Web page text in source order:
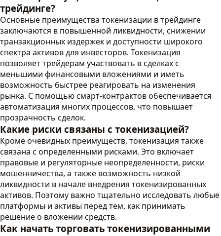
трейдинге?
Основные преимущества токенизации в трейдинге
заключаются в повышенной ликвидности, снижении
транзакционных издержек и доступности широкого
спектра активов для инвесторов. Токенизация
позволяет трейдерам участвовать в сделках с
меньшими финансовыми вложениями и иметь
возможность быстрее реагировать на изменения
рынка. С помощью смарт-контрактов обеспечивается
автоматизация многих процессов, что повышает
прозрачность сделок.
Какие риски связаны с токенизацией?
Кроме очевидных преимуществ, токенизация также
связана с определенными рисками. Это включает
правовые и регуляторные неопределенности, риски
мошенничества, а также возможность низкой
ликвидности в начале внедрения токенизированных
активов. Поэтому важно тщательно исследовать любые
платформы и активы перед тем, как принимать
решение о вложении средств.
Как начать торговать токенизированными